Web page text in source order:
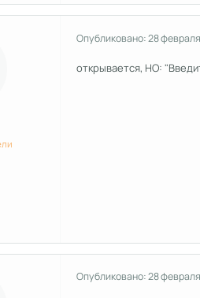
Опубликовано:28
открывается, НО:
Опубликовано:28